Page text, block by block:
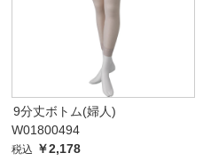
9分丈ボトム(婦人)
W01800494
税込 ￥2,178